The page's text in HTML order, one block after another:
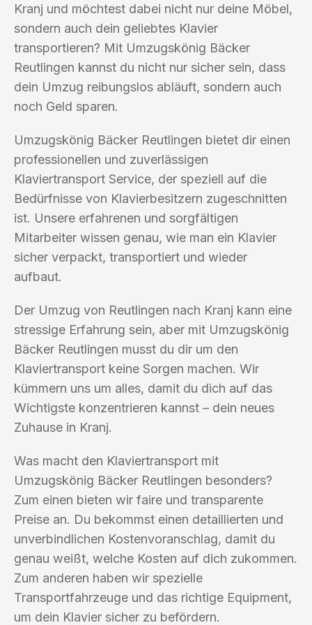
Kranj und möchtest dabei nicht nur deine Möbel,
sondern auch dein geliebtes Klavier
transportieren? Mit Umzugskönig Bäcker
Reutlingen kannst du nicht nur sicher sein, dass
dein Umzug reibungslos abläuft, sondern auch
noch Geld sparen.
Umzugskönig Bäcker Reutlingen bietet dir einen
professionellen und zuverlässigen
Klaviertransport Service, der speziell auf die
Bedürfnisse von Klavierbesitzern zugeschnitten
ist. Unsere erfahrenen und sorgfältigen
Mitarbeiter wissen genau, wie man ein Klavier
sicher verpackt, transportiert und wieder
aufbaut.
Der Umzug von Reutlingen nach Kranj kann eine
stressige Erfahrung sein, aber mit Umzugskönig
Bäcker Reutlingen musst du dir um den
Klaviertransport keine Sorgen machen. Wir
kümmern uns um alles, damit du dich auf das
Wichtigste konzentrieren kannst – dein neues
Zuhause in Kranj.
Was macht den Klaviertransport mit
Umzugskönig Bäcker Reutlingen besonders?
Zum einen bieten wir faire und transparente
Preise an. Du bekommst einen detaillierten und
unverbindlichen Kostenvoranschlag, damit du
genau weißt, welche Kosten auf dich zukommen.
Zum anderen haben wir spezielle
Transportfahrzeuge und das richtige Equipment,
um dein Klavier sicher zu befördern.